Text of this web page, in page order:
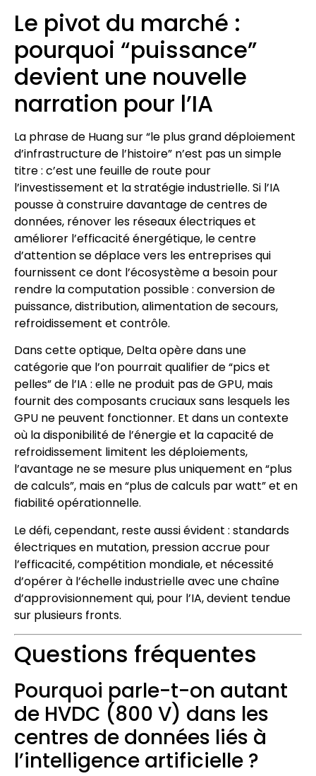
Le pivot du marché :
pourquoi “puissance”
devient une nouvelle
narration pour l’IA
La phrase de Huang sur “le plus grand déploiement
d’infrastructure de l’histoire” n’est pas un simple
titre : c’est une feuille de route pour
l’investissement et la stratégie industrielle. Si l’IA
pousse à construire davantage de centres de
données, rénover les réseaux électriques et
améliorer l’efficacité énergétique, le centre
d’attention se déplace vers les entreprises qui
fournissent ce dont l’écosystème a besoin pour
rendre la computation possible : conversion de
puissance, distribution, alimentation de secours,
refroidissement et contrôle.
Dans cette optique, Delta opère dans une
catégorie que l’on pourrait qualifier de “pics et
pelles” de l’IA : elle ne produit pas de GPU, mais
fournit des composants cruciaux sans lesquels les
GPU ne peuvent fonctionner. Et dans un contexte
où la disponibilité de l’énergie et la capacité de
refroidissement limitent les déploiements,
l’avantage ne se mesure plus uniquement en “plus
de calculs”, mais en “plus de calculs par watt” et en
fiabilité opérationnelle.
Le défi, cependant, reste aussi évident : standards
électriques en mutation, pression accrue pour
l’efficacité, compétition mondiale, et nécessité
d’opérer à l’échelle industrielle avec une chaîne
d’approvisionnement qui, pour l’IA, devient tendue
sur plusieurs fronts.
Questions fréquentes
Pourquoi parle-t-on autant
de HVDC (800 V) dans les
centres de données liés à
l’intelligence artificielle ?